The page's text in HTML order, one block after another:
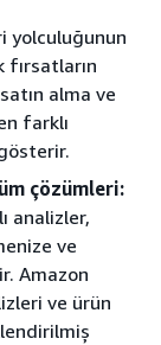
yolculuğunun
fırsatların
alma ve
farklı
çözümleri:
analizler,
ve
Amazon
ve ürün